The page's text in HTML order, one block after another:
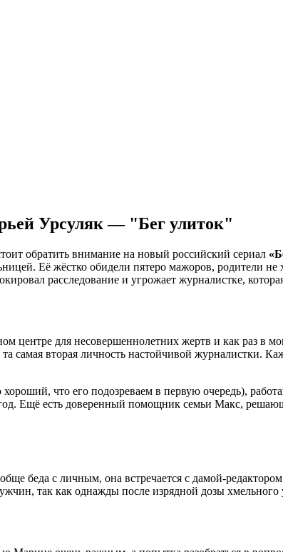
Урсуляк — "Бег улиток"
обратить внимание на новый российский сериал
Её жёстко обидели пятеро мажоров, родители
расследование и угрожает журналистке,
центре для несовершеннолетних жертв и как раз в
та самая вторая личность настойчивой
что его подозреваем в первую очередь),
Ещё есть доверенный помощник семьи Макс,
беда с личным, она встречается с дамой-редактором
так как однажды после изрядной дозы